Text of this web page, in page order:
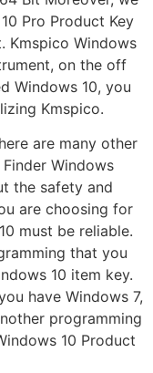
Pro Product Key
Kmspico Windows
on the off
Windows 10, you
Kmspico.
are many other
Windows
the safety and
are choosing for
must be reliable.
that you
10 item key.
have Windows 7,
programming
10 Product